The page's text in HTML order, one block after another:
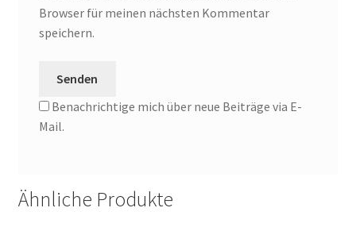
Browser für meinen nächsten Kommentar
speichern.
Benachrichtige mich über neue Beiträge via E-
Mail.
Ähnliche Produkte